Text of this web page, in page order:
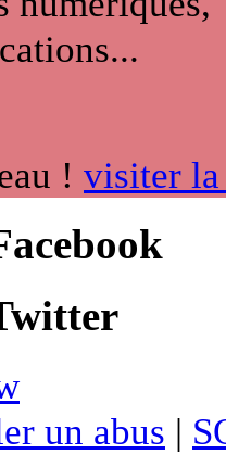
! visiter
un abus |